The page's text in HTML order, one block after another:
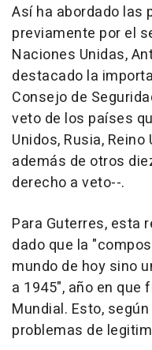
Así ha abordado las
previamente por el
Naciones Unidas,
destacado la
Consejo de
veto de los países
Unidos, Rusia,
además de otros
derecho a veto--.
Para Guterres, esta
dado que la
mundo de hoy sino
a 1945", año en que
Mundial. Esto,
problemas de